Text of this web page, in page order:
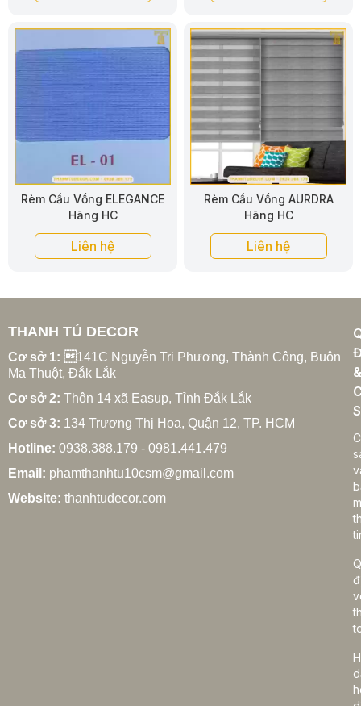
Rèm Cầu Vồng ELEGANCE
Hãng HC
Liên hệ
Rèm Cầu Vồng AURDRA
Hãng HC
Liên hệ
THANH TÚ DECOR
Cơ sở 1: 141C Nguyễn Tri Phương, Thành Công, Buôn
Ma Thuột, Đắk Lắk
Cơ sở 2: Thôn 14 xã Easup, Tỉnh Đắk Lắk
Cơ sở 3: 134 Trương Thị Hoa, Quận 12, TP. HCM
Hotline: 0938.388.179 - 0981.441.479
Email: phamthanhtu10csm@gmail.com
Website: thanhtudecor.com
&